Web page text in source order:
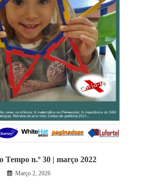
Tempo n.º 30 | março 2022
Março 2, 2026